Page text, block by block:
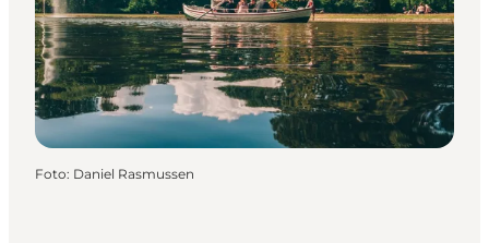
Foto: Daniel Rasmussen